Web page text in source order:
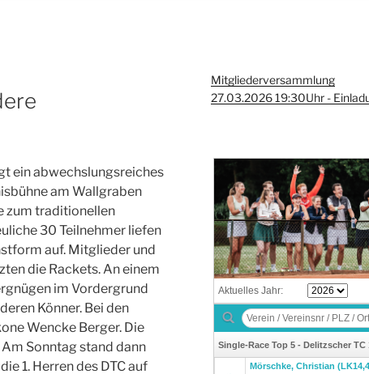
ein abwechslungsreiches
am Wallgraben
zum traditionellen
30 Teilnehmer liefen
auf. Mitglieder und
die Rackets. An einem
im Vordergrund
Könner. Bei den
Wencke Berger. Die
Sonntag stand dann
1. Herren des DTC auf
Mitgliederversammlung
27.03.2026 19:30Uhr -